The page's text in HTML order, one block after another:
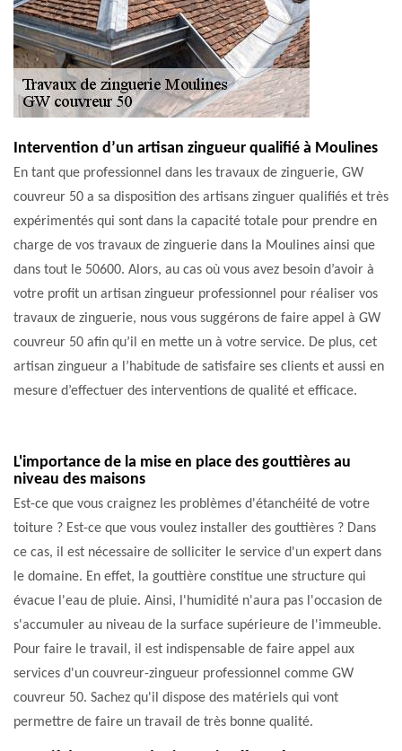
Intervention d’un artisan zingueur qualifié à Moulines
En tant que professionnel dans les travaux de zinguerie, GW
couvreur 50 a sa disposition des artisans zinguer qualifiés et très
expérimentés qui sont dans la capacité totale pour prendre en
charge de vos travaux de zinguerie dans la Moulines ainsi que
dans tout le 50600. Alors, au cas où vous avez besoin d’avoir à
votre profit un artisan zingueur professionnel pour réaliser vos
travaux de zinguerie, nous vous suggérons de faire appel à GW
couvreur 50 afin qu’il en mette un à votre service. De plus, cet
artisan zingueur a l’habitude de satisfaire ses clients et aussi en
mesure d’effectuer des interventions de qualité et efficace.
L'importance de la mise en place des gouttières au
niveau des maisons
Est-ce que vous craignez les problèmes d'étanchéité de votre
toiture ? Est-ce que vous voulez installer des gouttières ? Dans
ce cas, il est nécessaire de solliciter le service d'un expert dans
le domaine. En effet, la gouttière constitue une structure qui
évacue l'eau de pluie. Ainsi, l'humidité n'aura pas l'occasion de
s'accumuler au niveau de la surface supérieure de l'immeuble.
Pour faire le travail, il est indispensable de faire appel aux
services d'un couvreur-zingueur professionnel comme GW
couvreur 50. Sachez qu'il dispose des matériels qui vont
permettre de faire un travail de très bonne qualité.